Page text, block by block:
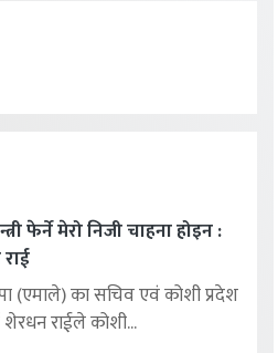
फेर्ने मेरो निजी चाहना होइन :
(एमाले) का सचिव एवं कोशी प्रदेश
शेरधन राईले कोशी...